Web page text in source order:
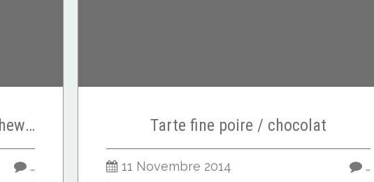
Cookies à la texture parfaite ou chewy cookies !!
…
Tarte fine poire / chocolat
11 Novembre 2014 …